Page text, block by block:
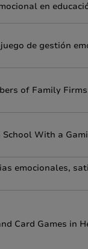
en
de gestión
of Family
With a
emocionales,
Card Games in